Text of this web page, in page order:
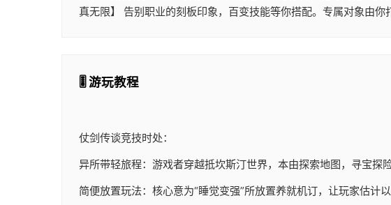
真无限】 告别职业的刻板印象，百变技能等你搭配。专属对象由你
🎚️ 游玩教程
仗剑传谈竞技时处：
异所带轻旅程：游戏者穿越抵坎斯汀世界，本由探索地图，寻宝探险
简便放置玩法：核心意为“睡觉变强”所放置养就机订，让玩家估计以